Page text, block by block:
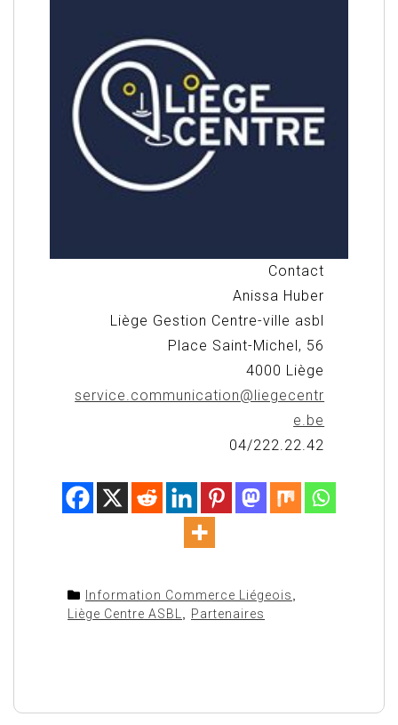
Contact
Anissa Huber
Liège Gestion Centre-ville asbl
Place Saint-Michel, 56
4000 Liège
service.communication@liegecentr
e.be
04/222.22.42
Information Commerce Liégeois
Liège Centre ASBL
Partenaires